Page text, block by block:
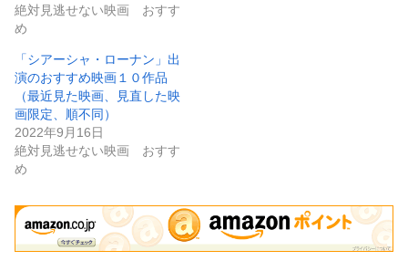
絶対見逃せない映画 おすす
め
「シアーシャ・ローナン」出
演のおすすめ映画１０作品
（最近見た映画、見直した映
画限定、順不同）
2022年9月16日
絶対見逃せない映画 おすす
め